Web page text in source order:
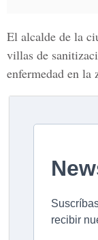
El alcalde de la
villas de
enfermedad en la